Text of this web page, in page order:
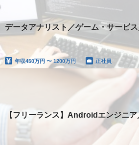
データアナリスト／ゲーム・サービ
年収450万円 〜 1200万円 正社員
【フリーランス】Androidエンジニア